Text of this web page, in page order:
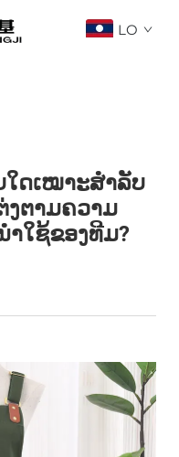
LO
ດເໝາະສຳລັບ
ງຕາມຄວາມ
ຳໃຊ້ຂອງທີມ?